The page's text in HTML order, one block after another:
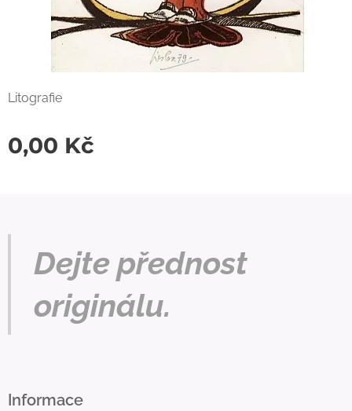
Litografie
0,00 Kč
Dejte přednost
originálu.
Informace